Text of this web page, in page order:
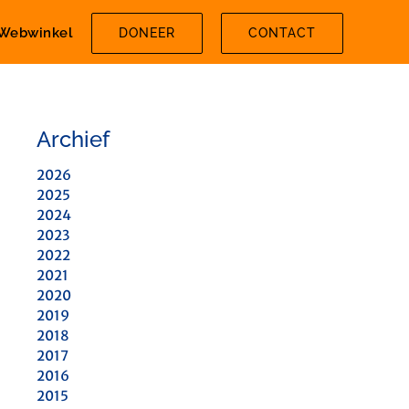
DONEER CONTACT
Archief
2026
2025
2024
2023
2022
2021
2020
2019
2018
2017
2016
2015